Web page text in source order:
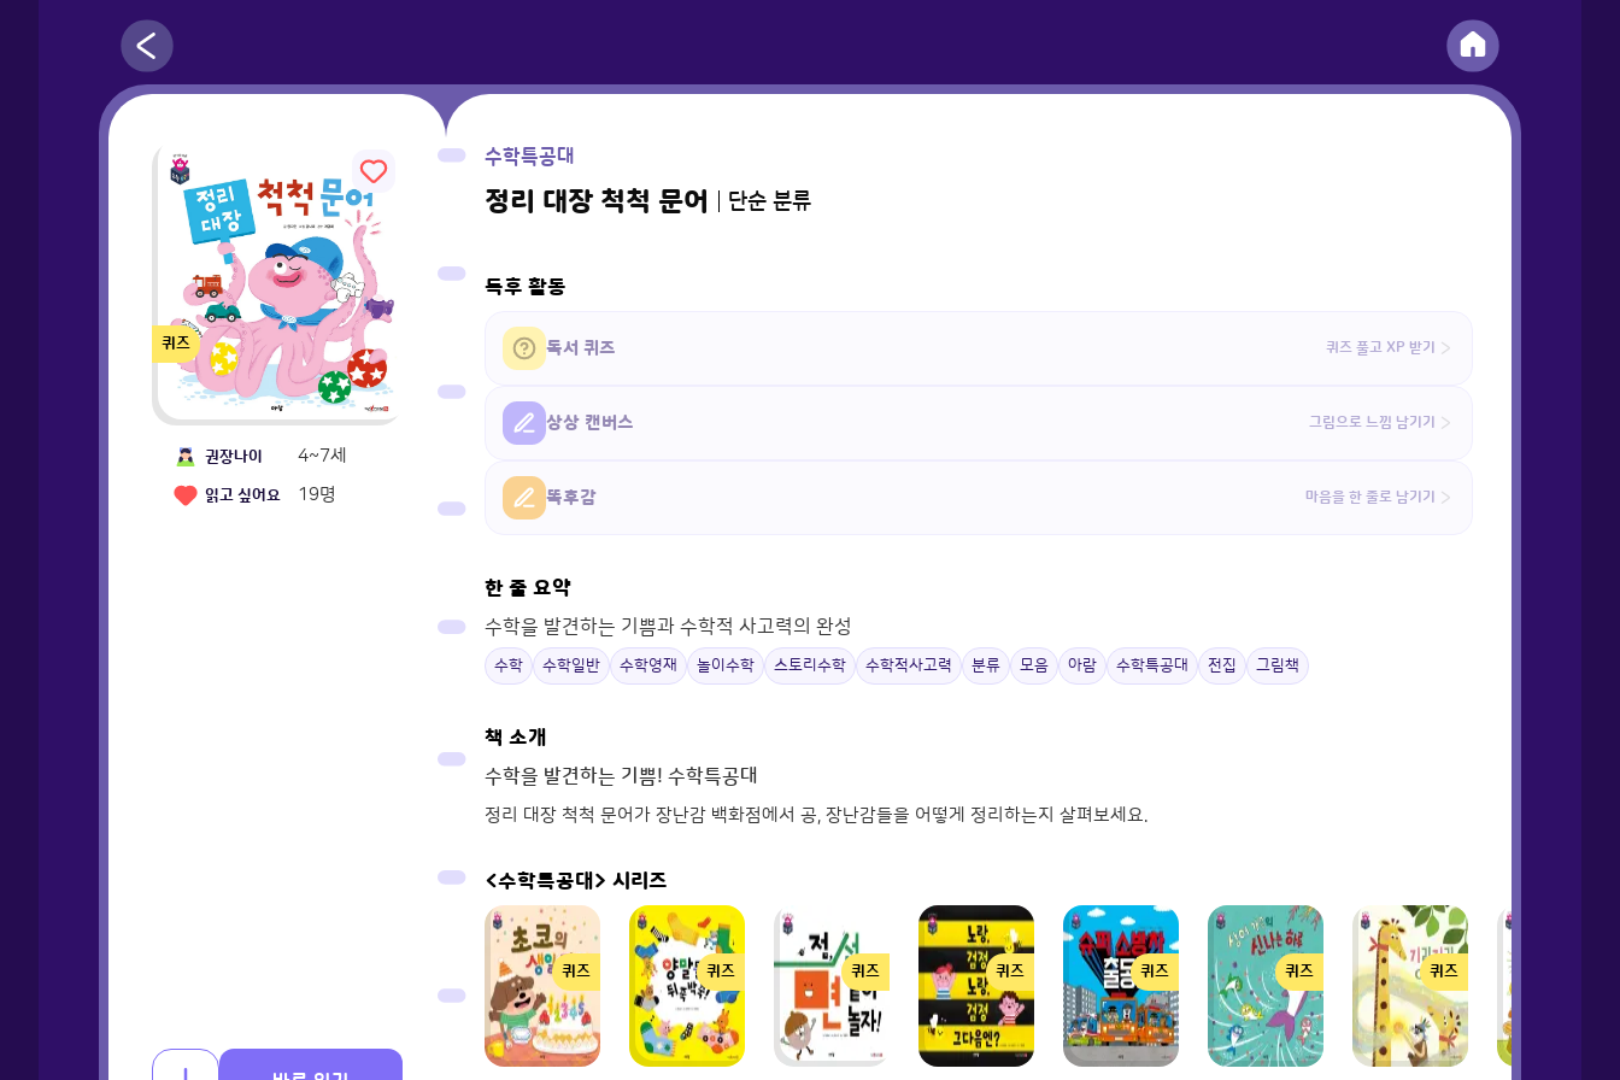
퀴즈
권장나이 4~7세
읽고 싶어요 19명
수학특공대
정리 대장 척척 문어 단순 분류
독후 활동
독서 퀴즈 퀴즈 풀고 XP 받기
상상 캔버스 그림으로 느낌 남기기
똑후감 마음을 한 줄로 남기기
한 줄 요약
수학을 발견하는 기쁨과 수학적 사고력의 완성
수학 수학일반 수학영재 놀이수학 스토리수학 수학적사고력 분류 모음 아람 수학특공대 전집 그림책
책 소개
수학을 발견하는 기쁨! 수학특공대
정리 대장 척척 문어가 장난감 백화점에서 공, 장난감들을 어떻게 정리하는지 살펴보세요.
<수학특공대> 시리즈
퀴즈 퀴즈 퀴즈 퀴즈 퀴즈 퀴즈 퀴즈